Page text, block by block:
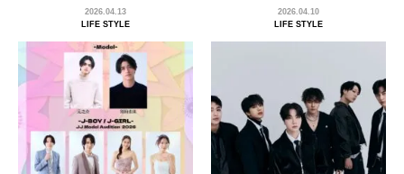
2026.04.13
LIFE STYLE
2026.04.10
LIFE STYLE